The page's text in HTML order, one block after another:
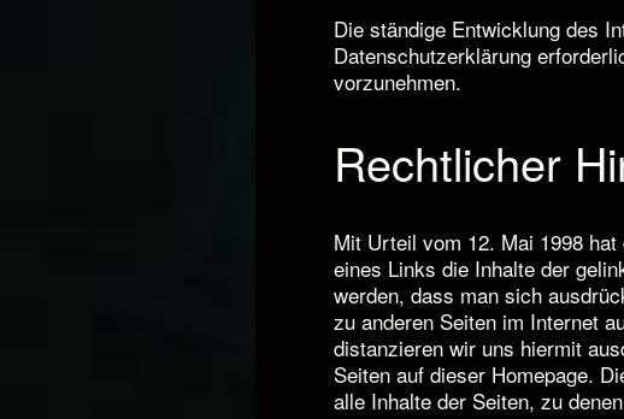
Die ständige Entwicklung des
Datenschutzerklärung
vorzunehmen.
Rechtlicher
Mit Urteil vom 12. Mai 1998
eines Links die Inhalte der
werden, dass man sich
zu anderen Seiten im Internet
distanzieren wir uns hiermit
Seiten auf dieser Homepage.
alle Inhalte der Seiten, zu